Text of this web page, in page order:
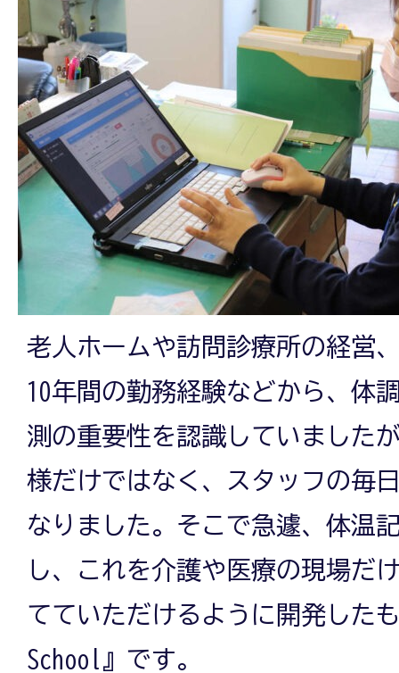
老人ホームや訪問診療所の経営
10年間の勤務経験などから、体
測の重要性を認識していました
様だけではなく、スタッフの毎
なりました。そこで急遽、体温
し、これを介護や医療の現場だ
てていただけるように開発した
School』です。